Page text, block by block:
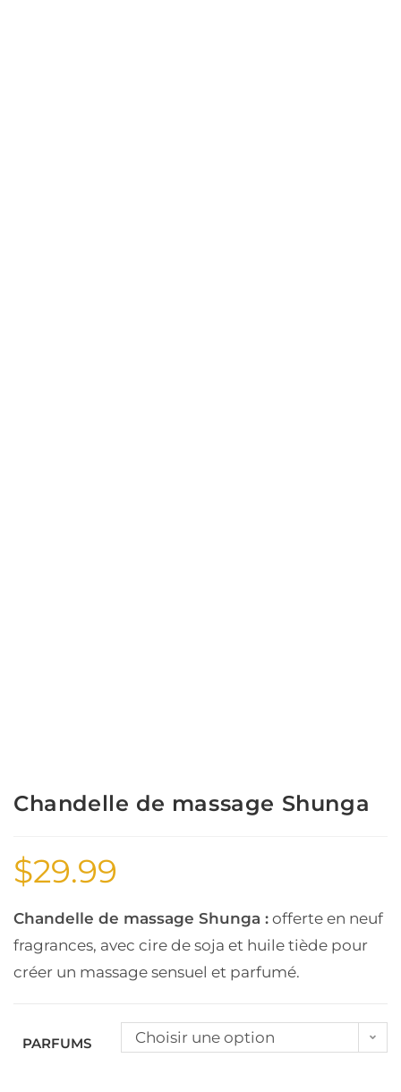
Chandelle de massage Shunga
$29.99
Chandelle de massage Shunga : offerte en neuf
fragrances, avec cire de soja et huile tiède pour
créer un massage sensuel et parfumé.
PARFUMS Choisir une option